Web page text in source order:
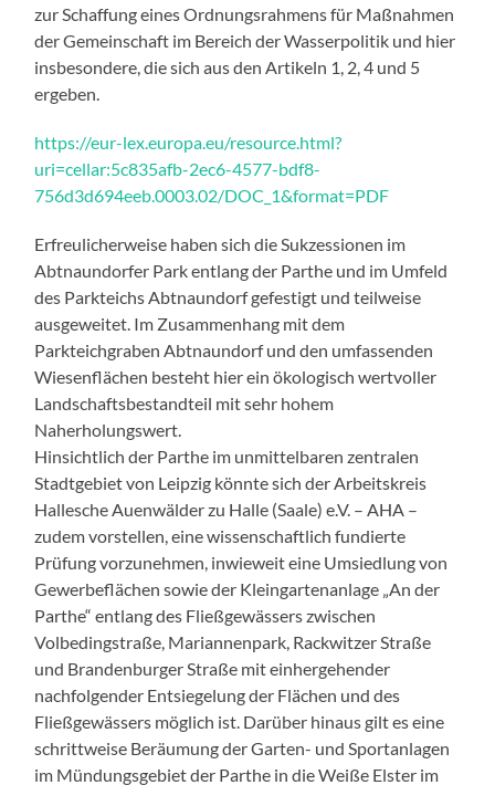
zur Schaffung eines Ordnungsrahmens für Maßnahmen
der Gemeinschaft im Bereich der Wasserpolitik und hier
insbesondere, die sich aus den Artikeln 1, 2, 4 und 5
ergeben.
https://eur-lex.europa.eu/resource.html?
uri=cellar:5c835afb-2ec6-4577-bdf8-
756d3d694eeb.0003.02/DOC_1&format=PDF
Erfreulicherweise haben sich die Sukzessionen im
Abtnaundorfer Park entlang der Parthe und im Umfeld
des Parkteichs Abtnaundorf gefestigt und teilweise
ausgeweitet. Im Zusammenhang mit dem
Parkteichgraben Abtnaundorf und den umfassenden
Wiesenflächen besteht hier ein ökologisch wertvoller
Landschaftsbestandteil mit sehr hohem
Naherholungswert.
Hinsichtlich der Parthe im unmittelbaren zentralen
Stadtgebiet von Leipzig könnte sich der Arbeitskreis
Hallesche Auenwälder zu Halle (Saale) e.V. – AHA –
zudem vorstellen, eine wissenschaftlich fundierte
Prüfung vorzunehmen, inwieweit eine Umsiedlung von
Gewerbeflächen sowie der Kleingartenanlage „An der
Parthe“ entlang des Fließgewässers zwischen
Volbedingstraße, Mariannenpark, Rackwitzer Straße
und Brandenburger Straße mit einhergehender
nachfolgender Entsiegelung der Flächen und des
Fließgewässers möglich ist. Darüber hinaus gilt es eine
schrittweise Beräumung der Garten- und Sportanlagen
im Mündungsgebiet der Parthe in die Weiße Elster im